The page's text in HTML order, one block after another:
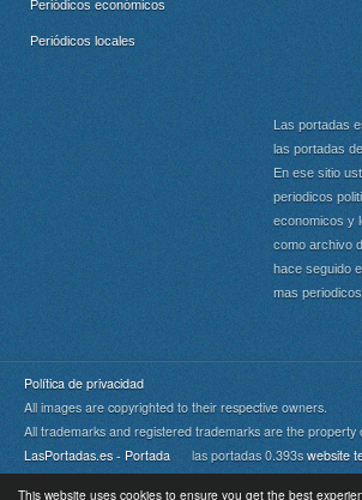
This website uses cookies to ensure you get the best
Periódicos económicos
Periódicos locales
Las portadas
las portadas
En ese sitio
periodicos
economicos y
como archivo
hace seguido
mas periodicos
Política de privacidad
All images are copyrighted to their respective owners.
All trademarks and registered trademarks are the property
LasPortadas.es - Portada las portadas 0.393s website